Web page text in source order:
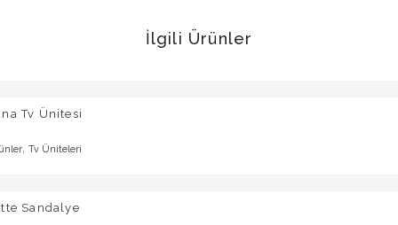
İlgili Ürünler
Tv Ünitesi
, Tv Üniteleri
Sandalye